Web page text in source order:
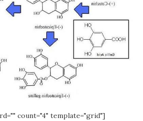
" count="4" template="grid"]